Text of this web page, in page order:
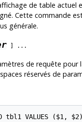
de table actuel
Cette commande
générale.
] ...
de requête pour
réservés de